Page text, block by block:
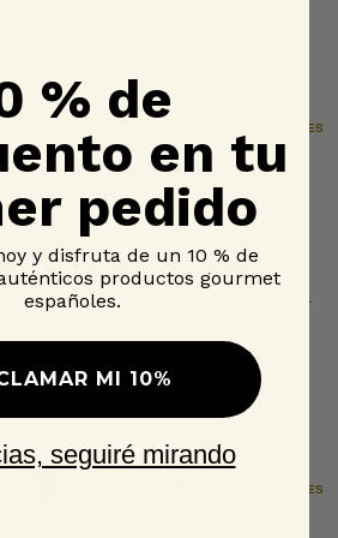
6 OPCIONES
Aceite de Oliva Virgen Extra
Lata, Jacoliva
2 OPCIONES
% de
en tu
pedido
y disfruta de un 10 % de
productos gourmet
españoles.
MI 10%
seguiré mirando